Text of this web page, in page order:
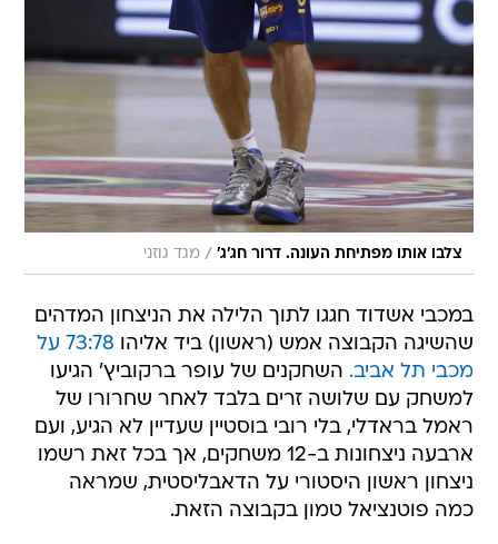
צלבו אותו מפתיחת העונה. דרור חג'ג' / מגד גוזני
במכבי אשדוד חגגו לתוך הלילה את הניצחון המדהים
שהשיגה הקבוצה אמש (ראשון) ביד אליהו
73:78 על
מכבי תל אביב. השחקנים של עופר ברקוביץ' הגיעו
למשחק עם שלושה זרים בלבד לאחר שחרורו של
ראמל בראדלי, בלי רובי בוסטיין שעדיין לא הגיע, ועם
ארבעה ניצחונות ב-12 משחקים, אך בכל זאת רשמו
ניצחון ראשון היסטורי על הדאבליסטית, שמראה
כמה פוטנציאל טמון בקבוצה הזאת.